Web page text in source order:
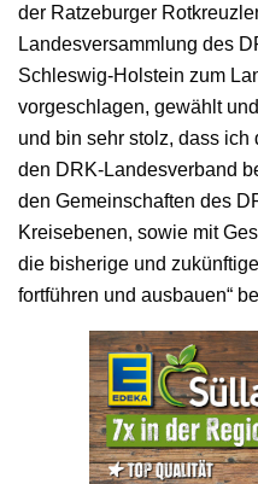
der Ratzeburger
Landesversammlung des
Schleswig-Holstein zum
vorgeschlagen, gewählt
und bin sehr stolz, dass ich
den DRK-Landesverband
den Gemeinschaften des
Kreisebenen, sowie mit
die bisherige und
fortführen und ausbauen“